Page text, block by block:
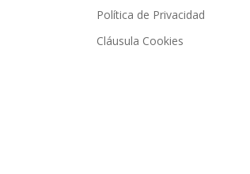
Política de Privacidad
Cláusula Cookies